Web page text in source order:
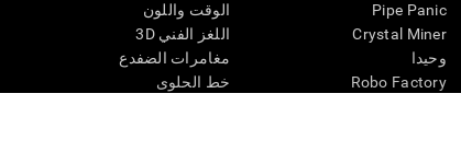
Pipe Panic
Crystal Miner
وحيدا
Robo Factory
الوقت واللون
اللغز الفني 3D
مغامرات الضفدع
خط الحلوى